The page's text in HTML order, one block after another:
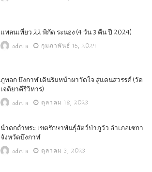
แพลนเที่ยว 22 พิกัด ระนอง (4 วัน 3 คืน ปี 2024)
admin กุมภาพันธ์ 15, 2024
ภูทอก บึงกาฬ เดินริมหน้าผาวัดใจ สู่แดนสวรรค์ (วัด
เจติยาคีรีวิหาร)
admin ตุลาคม 18, 2023
น้ำตกถ้ำพระ เขตรักษาพันธุ์สัตว์ป่าภูวัว อำเภอเซกา
จังหวัดบึงกาฬ
admin ตุลาคม 3, 2023